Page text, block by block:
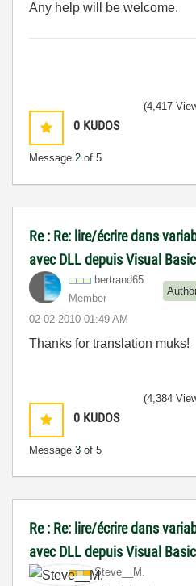
Any help will be welcome.
0 KUDOS
Message 2 of 5
(4,417
Re : Re: lire/écrire dans
avec DLL depuis Visual
bertrand65
Member
‎02-02-2010 01:49 AM
Thanks for translation muks!
0 KUDOS
Message 3 of 5
(4,384
Re : Re: lire/écrire dans
avec DLL depuis Visual
Steve__M.